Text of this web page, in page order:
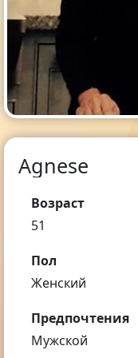
Agnese
Возраст
51
Пол
Женский
Предпочтения
Мужской